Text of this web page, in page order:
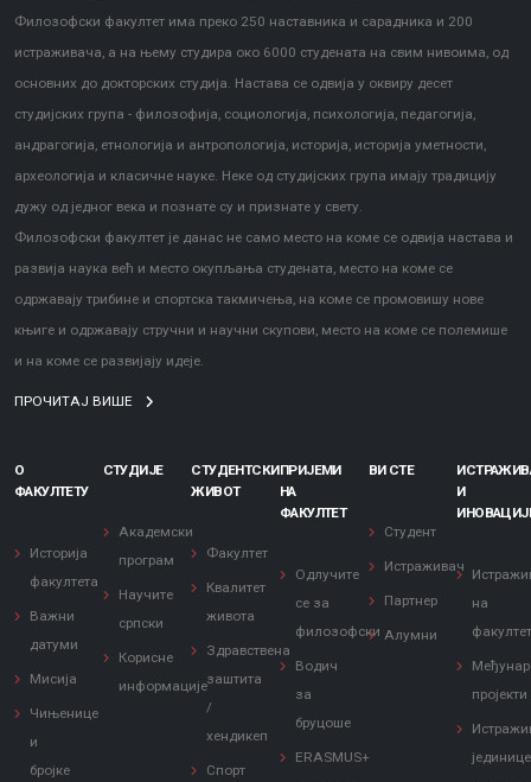
Филозофски факултет има преко 250 наставника и сарадника и 200
истраживача, а на њему студира око 6000 студената на свим нивоима, од
основних до докторских студија. Настава се одвија у оквиру десет
студијских група - филозофија, социологија, психологија, педагогија,
андрагогија, етнологија и антропологија, историја, историја уметности,
археологија и класичне науке. Неке од студијских група имају традицију
дужу од једног века и познате су и признате у свету.
Филозофски факултет је данас не само место на коме се одвија настава и
развија наука већ и место окупљања студената, место на коме се
одржавају трибине и спортска такмичења, на коме се промовишу нове
књиге и одржавају стручни и научни скупови, место на коме се полемише
и на коме се развијају идеје.
ПРОЧИТАЈ ВИШЕ
О
ФАКУЛТЕТУ
Историја
факултета
Важни
датуми
Мисија
Чињенице
и
бројке
СТУДИЈЕ
Академски
програм
Научите
српски
Корисне
информације
СТУДЕНТСКИ
ЖИВОТ
Факултет
Квалитет
живота
Здравствена
заштита
/
хендикеп
Спорт
ПРИЈЕМИ
НА
ФАКУЛТЕТ
Одлучите
се за
филозофски
Водич
за
бруцоше
ERASMUS+
ВИ СТЕ
Студент
Истраживач
Партнер
Алумни
И
на
пројекти
јединице